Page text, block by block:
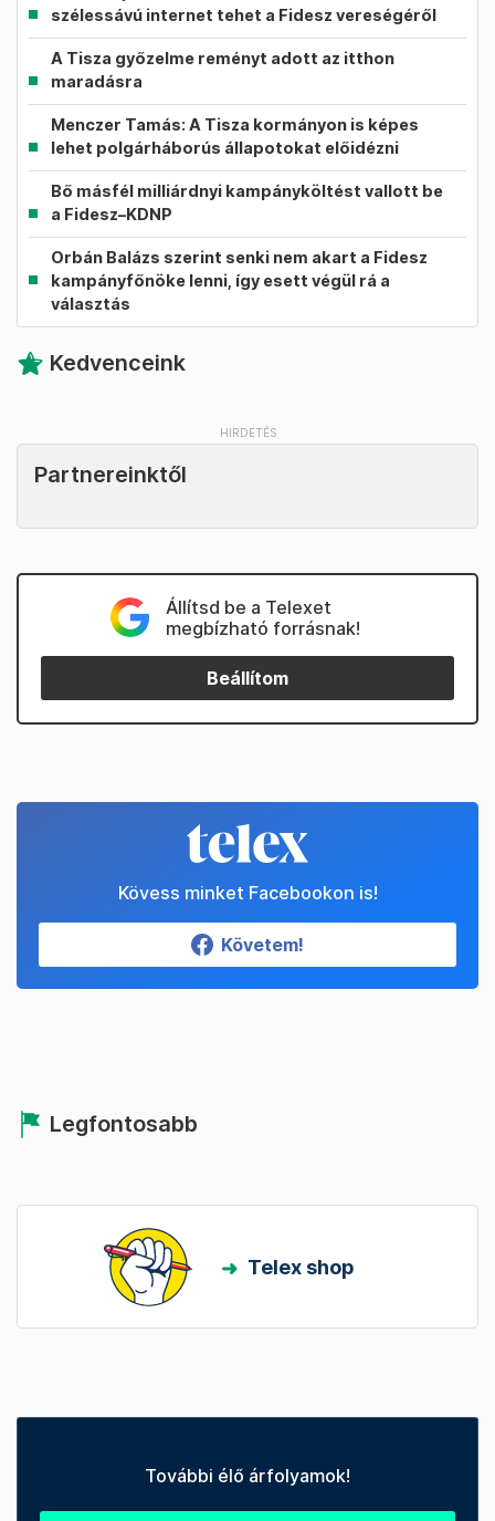
szélessávú internet tehet a Fidesz vereségéről
A Tisza győzelme reményt adott az itthon
maradásra
Menczer Tamás: A Tisza kormányon is képes
lehet polgárháborús állapotokat előidézni
Bő másfél milliárdnyi kampányköltést vallott be
a Fidesz–KDNP
Orbán Balázs szerint senki nem akart a Fidesz
kampányfőnöke lenni, így esett végül rá a
választás
Kedvenceink
Partnereinktől
Állítsd be a Telexet
megbízható forrásnak!
Beállítom
Kövess minket Facebookon is!
Követem!
Legfontosabb
Telex shop
További élő árfolyamok!